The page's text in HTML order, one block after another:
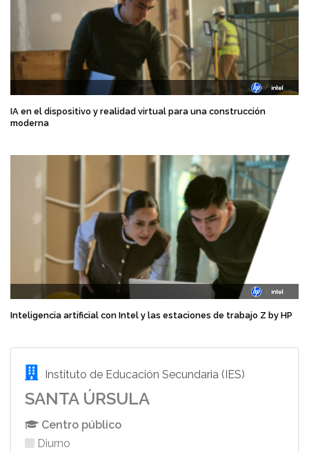
IA en el dispositivo y realidad virtual para una construcción
moderna
Inteligencia artificial con Intel y las estaciones de trabajo Z by HP
Instituto de Educación Secundaria (IES)
SANTA ÚRSULA
Centro público
Diurno